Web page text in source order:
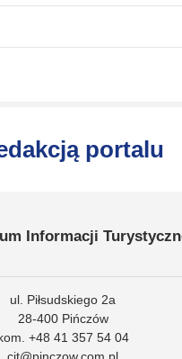
portalu
Informacji
ul. Piłsudskiego 2a
28-400 Pińczów
+48 41 357 54 04